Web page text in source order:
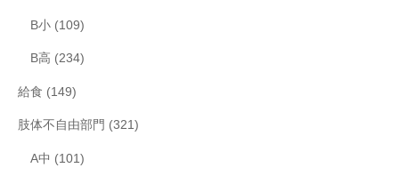
B小(109)
B高 (234)
給食 (149)
肢体不自由部門 (321)
A中 (101)